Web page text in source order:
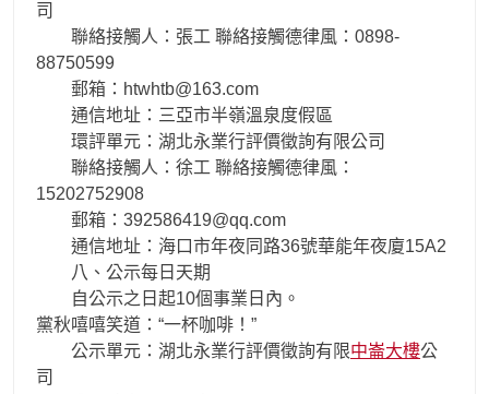
司
聯絡接觸人：張工 聯絡接觸德律風：0898-
88750599
郵箱：htwhtb@163.com
通信地址：三亞市半嶺溫泉度假區
環評單元：湖北永業行評價徵詢有限公司
聯絡接觸人：徐工 聯絡接觸德律風：
15202752908
郵箱：392586419@qq.com
通信地址：海口市年夜同路36號華能年夜廈15A2
八、公示每日天期
自公示之日起10個事業日內。
黨秋嘻嘻笑道：“一杯咖啡！”
公示單元：湖北永業行評價徵詢有限中崙大樓公
司